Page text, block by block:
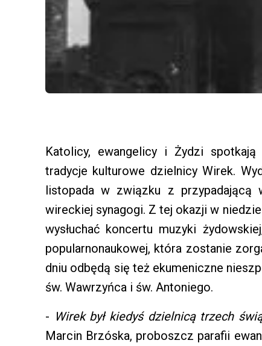
Katolicy, ewangelicy i Żydzi
tradycje kulturowe dzielnicy Wirek.
listopada w związku z przypadającą
wireckiej synagogi. Z tej okazji w
wysłuchać koncertu muzyki
popularnonaukowej, która zostanie
dniu odbędą się też ekumeniczne
św. Wawrzyńca i św. Antoniego.
- Wirek był kiedyś dzielnicą trzech
Marcin Brzóska, proboszcz parafii